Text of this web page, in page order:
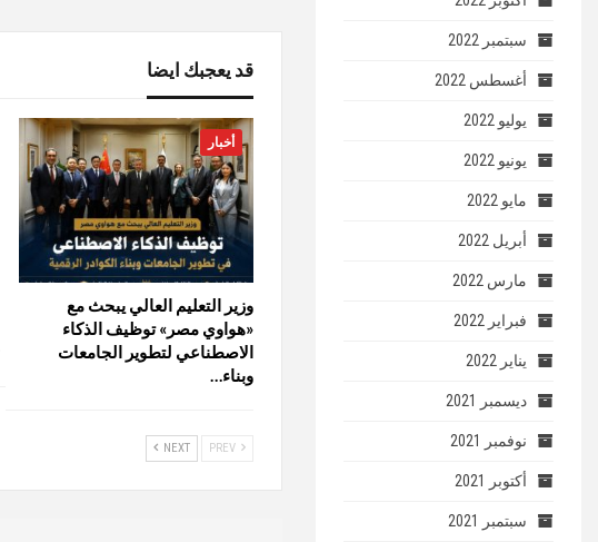
قد يعجبك ايضا
أخبار
وزير التعليم العالي يبحث مع
«هواوي مصر» توظيف الذكاء
الاصطناعي لتطوير الجامعات
وبناء…
NEXT
سبتمبر 2022
أغسطس 2022
يوليو 2022
يونيو 2022
مايو 2022
أبريل 2022
مارس 2022
فبراير 2022
يناير 2022
ديسمبر 2021
نوفمبر 2021
أكتوبر 2021
سبتمبر 2021